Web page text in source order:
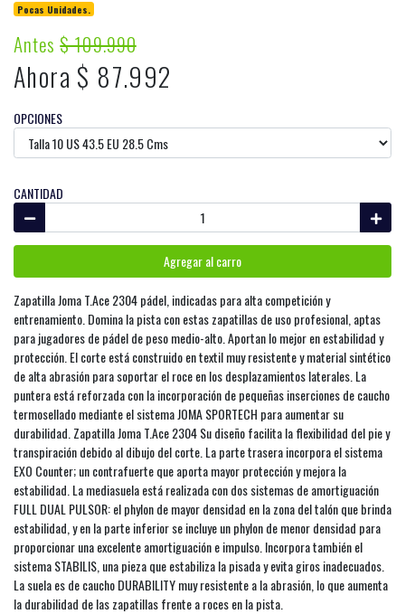
Pocas Unidades.
Antes$ 109.990
Ahora $ 87.992
OPCIONES
CANTIDAD
Agregar al carro
Zapatilla Joma T.Ace 2304 pádel, indicadas para alta competición y
entrenamiento. Domina la pista con estas zapatillas de uso profesional, aptas
para jugadores de pádel de peso medio-alto. Aportan lo mejor en estabilidad y
protección. El corte está construido en textil muy resistente y material sintético
de alta abrasión para soportar el roce en los desplazamientos laterales. La
puntera está reforzada con la incorporación de pequeñas inserciones de caucho
termosellado mediante el sistema JOMA SPORTECH para aumentar su
durabilidad. Zapatilla Joma T.Ace 2304 Su diseño facilita la flexibilidad del pie y
transpiración debido al dibujo del corte. La parte trasera incorpora el sistema
EXO Counter; un contrafuerte que aporta mayor protección y mejora la
estabilidad. La mediasuela está realizada con dos sistemas de amortiguación
FULL DUAL PULSOR: el phylon de mayor densidad en la zona del talón que brinda
estabilidad, y en la parte inferior se incluye un phylon de menor densidad para
proporcionar una excelente amortiguación e impulso. Incorpora también el
sistema STABILIS, una pieza que estabiliza la pisada y evita giros inadecuados.
La suela es de caucho DURABILITY muy resistente a la abrasión, lo que aumenta
la durabilidad de las zapatillas frente a roces en la pista.